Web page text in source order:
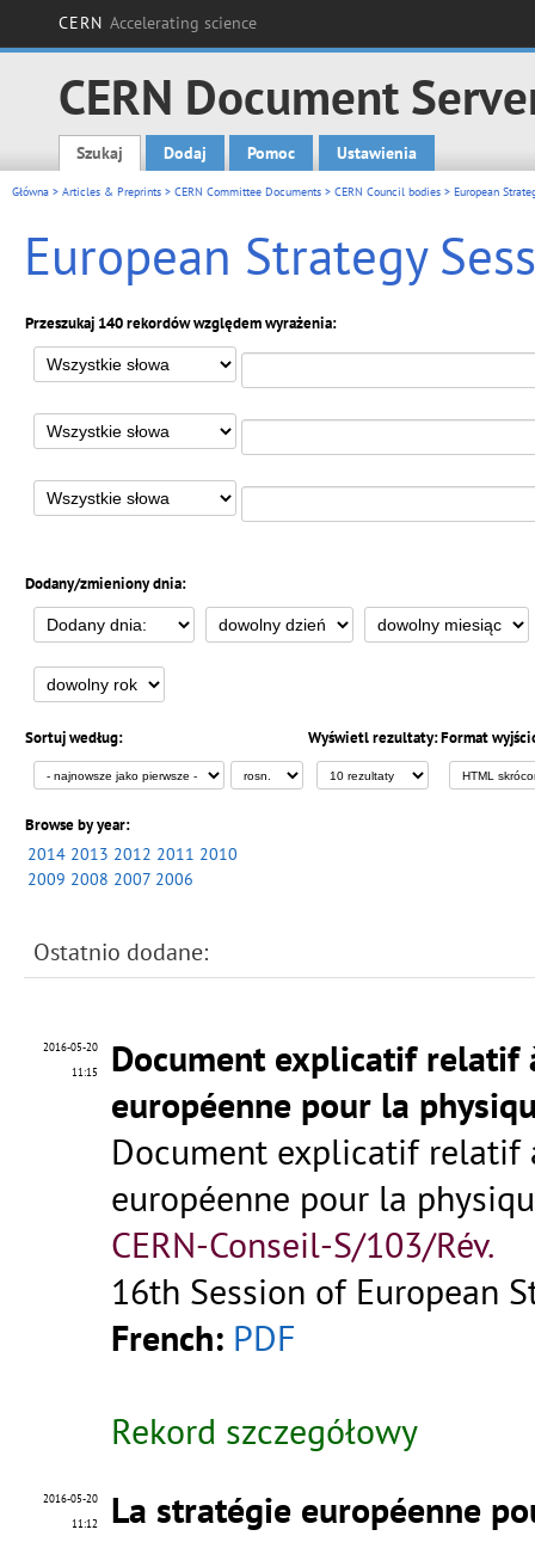
CERN Accelerating science
CERN Document
Main menu
Szukaj Dodaj Pomoc Ustawienia
Główna > Articles & Preprints > CERN Committee Documents > CERN Council bodies > European
European Strategy
Przeszukaj 140 rekordów względem wyrażenia:
Dodany/zmieniony dnia:
Sortuj według: Wyświetl rezultaty:Format
Browse by year:
2014 2013 2012 2011 2010
2009 2008 2007 2006
Ostatnio dodane:
2016-05-20
11:15
Document explicatif relatif
européenne pour la
Document explicatif relatif
européenne pour la
CERN-Conseil-S/103/Rév.
16th Session of European
French: PDF
Rekord szczegółowy
2016-05-20
11:12
La stratégie européenne